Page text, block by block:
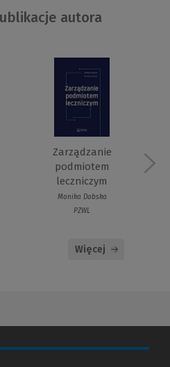
autora
Zarządzanie
podmiotem
leczniczym
Monika Dobska
PZWL
Więcej